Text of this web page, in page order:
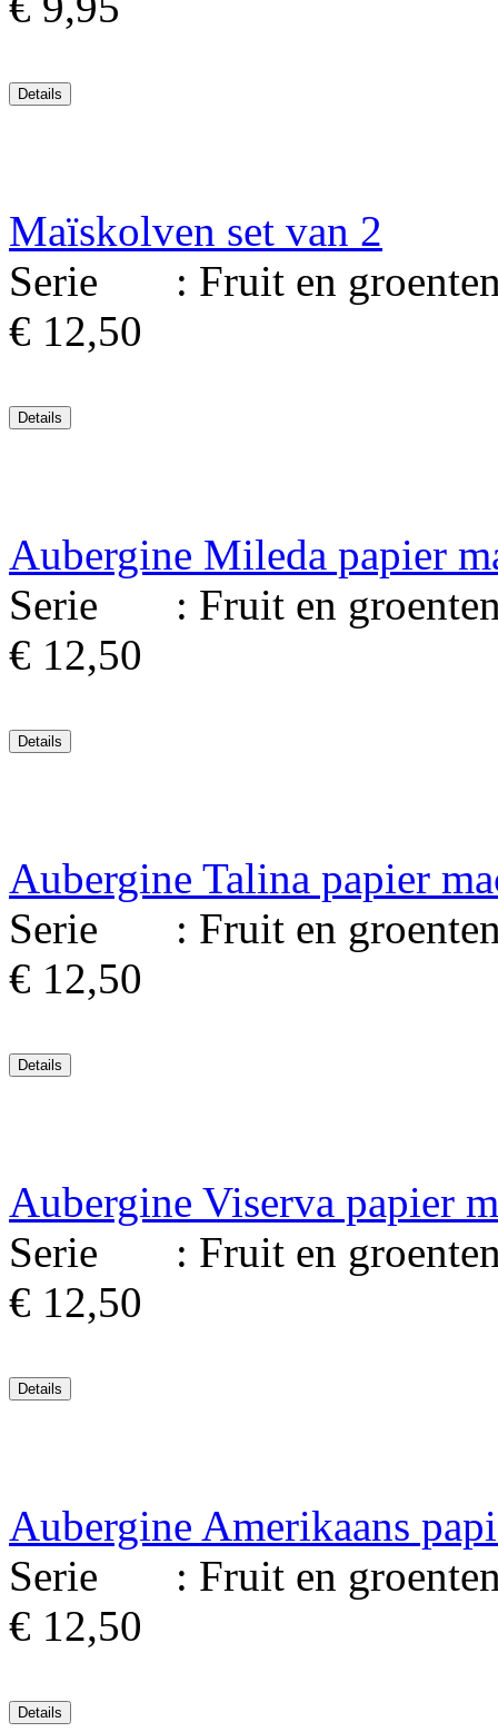
Maïskolven set van 2
Serie : Fruit en
€ 12,50
Aubergine Mileda papier
Serie : Fruit en
€ 12,50
Aubergine Talina papier
Serie : Fruit en
€ 12,50
Aubergine Viserva papier
Serie : Fruit en
€ 12,50
Aubergine Amerikaans
Serie : Fruit en
€ 12,50